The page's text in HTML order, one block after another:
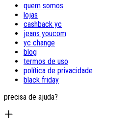
quem somos
lojas
cashback yc
jeans youcom
yc change
blog
termos de uso
política de privacidade
black friday
precisa de ajuda?